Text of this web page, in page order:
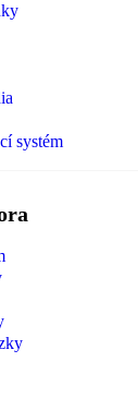
systém